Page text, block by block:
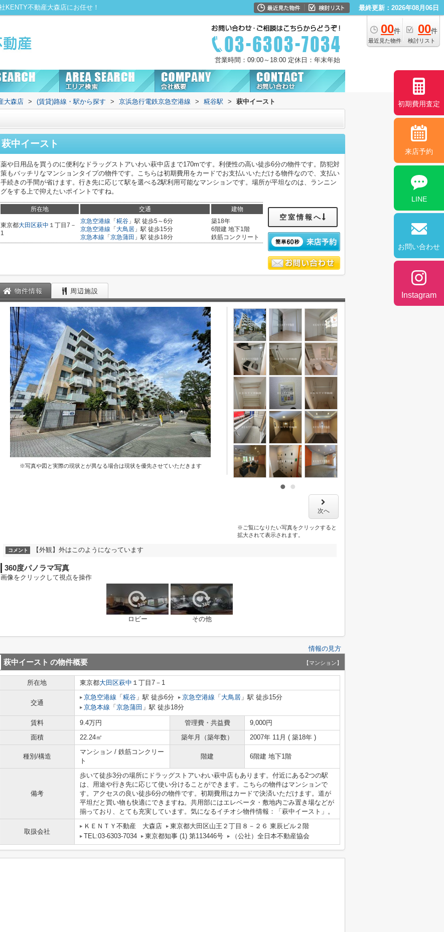
KENTY不動産大森店にお任せ！ 最終更新：2026年08月06日
00件
最近見た物件
00件
検討リスト
営業時間：09:00～18:00 定休日：年末年始
大森店 > (賃貸)路線・駅から探す > 京浜急行電鉄京急空港線 > 糀谷駅 > 萩中イースト
萩中イースト
薬や日用品を買うのに便利なドラッグストアいわい萩中店まで170mです。利便性の高い徒歩6分の物件です。防犯対
策もバッチリなマンションタイプの物件です。こちらは初期費用をカードでお支払いいただける物件なので、支払い
手続きの手間が省けます。行き先に応じて駅を選べる2駅利用可能なマンションです。場所が平坦なのは、ランニン
グをする上で抑えたいポイントですね。
所在地 交通 建物
東京都大田区萩中 １丁目7－
1
京急空港線 「 糀谷 」駅 徒歩5～6分
京急空港線 「 大鳥居 」駅 徒歩15分
京急本線 「 京急蒲田 」駅 徒歩18分
築18年
6階建 地下1階
鉄筋コンクリート
空室情報へ
物件情報 周辺施設
※写真や図と実際の現状とが異なる場合は現状を優先させていただきます
次へ
※ご覧になりたい写真をクリックすると
拡大されて表示されます。
コメント 【外観】外はこのようになっています
360度パノラマ写真
画像をクリックして視点を操作
ロビー その他
情報の見方
萩中イースト の物件概要 【マンション】
所在地 東京都大田区萩中 １丁目7－1
交通
京急空港線 「 糀谷 」駅 徒歩6分 京急空港線 「 大鳥居 」駅 徒歩15分
京急本線 「 京急蒲田 」駅 徒歩18分
賃料 9.4万円 管理費・共益費
9,000円
面積
22.24㎡ 築年月（築年数） 2007年 11月 ( 築18年 )
種別/構造
マンション / 鉄筋コンクリー
ト
階建 6階建 地下1階
備考
歩いて徒歩3分の場所にドラッグストアいわい萩中店もあります。付近にある2つの駅
は、用途や行き先に応じて使い分けることができます。こちらの物件はマンションで
す。アクセスの良い徒歩6分の物件です。初期費用はカードで決済いただけます。道が
平坦だと買い物も快適にできますね。共用部にはエレベータ・敷地内ごみ置き場などが
揃っており、とても充実しています。気になるイチオシ物件情報：「萩中イースト」。
取扱会社
ＫＥＮＴＹ不動産 大森店
東京都大田区山王２丁目８－２６ 東辰ビル２階
TEL:03-6303-7034
東京都知事 (1) 第113446号 （公社）全日本不動産協会
初期費用査定
来店予約
LINE
お問い合わせ
Instagram